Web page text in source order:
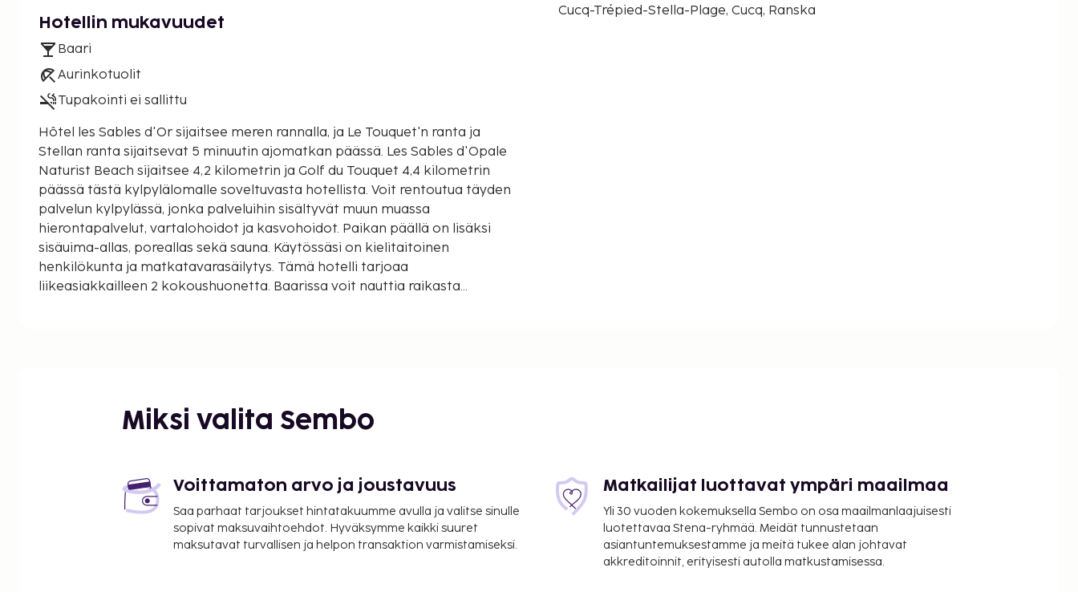
Hotellin mukavuudet
Baari
Aurinkotuolit
Tupakointi ei sallittu
Hôtel les Sables d'Or sijaitsee meren rannalla, ja Le Touquet'n ranta ja
Stellan ranta sijaitsevat 5 minuutin ajomatkan päässä. Les Sables d'Opale
Naturist Beach sijaitsee 4,2 kilometrin ja Golf du Touquet 4,4 kilometrin
päässä tästä kylpylälomalle soveltuvasta hotellista. Voit rentoutua täyden
palvelun kylpylässä, jonka palveluihin sisältyvät muun muassa
hierontapalvelut, vartalohoidot ja kasvohoidot. Paikan päällä on lisäksi
sisäuima-allas, poreallas sekä sauna. Käytössäsi on kielitaitoinen
henkilökunta ja matkatavarasäilytys. Tämä hotelli tarjoaa
liikeasiakkailleen 2 kokoushuonetta. Baarissa voit nauttia raikasta
Cucq-Trépied-Stella-Plage, Cucq, Ranska
Miksi valita Sembo
Voittamaton arvo ja joustavuus
Saa parhaat tarjoukset hintatakuumme avulla ja valitse sinulle
sopivat maksuvaihtoehdot. Hyväksymme kaikki suuret
maksutavat turvallisen ja helpon transaktion varmistamiseksi.
Matkailijat luottavat ympäri maailmaa
Yli 30 vuoden kokemuksella Sembo on osa maailmanlaajuisesti
luotettavaa Stena-ryhmää. Meidät tunnustetaan
asiantuntemuksestamme ja meitä tukee alan johtavat
akkreditoinnit, erityisesti autolla matkustamisessa.